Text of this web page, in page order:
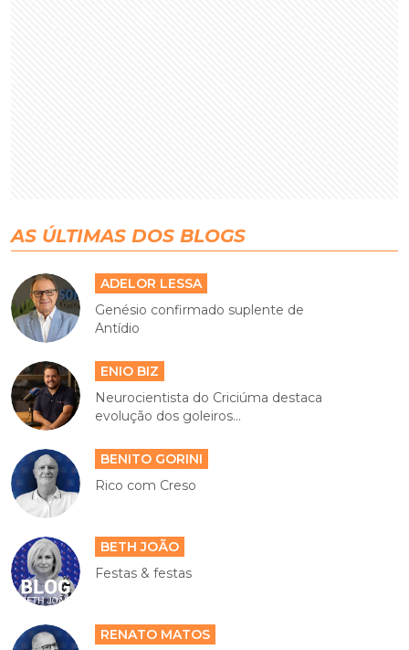
AS ÚLTIMAS DOS BLOGS
ADELOR LESSA
Genésio confirmado suplente de
Antídio
ENIO BIZ
Neurocientista do Criciúma destaca
evolução dos goleiros...
BENITO GORINI
Rico com Creso
BETH JOÃO
Festas & festas
RENATO MATOS